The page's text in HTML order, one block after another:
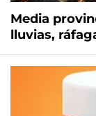
Media
lluvias,